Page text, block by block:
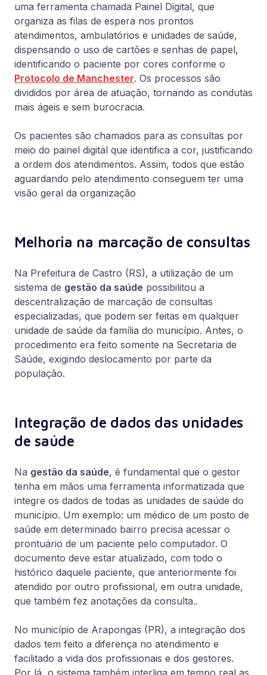
uma ferramenta chamada Painel Digital, que
organiza as filas de espera nos prontos
atendimentos, ambulatórios e unidades de saúde,
dispensando o uso de cartões e senhas de papel,
identificando o paciente por cores conforme o
Protocolo de Manchester. Os processos são
divididos por área de atuação, tornando as condutas
mais ágeis e sem burocracia.
Os pacientes são chamados para as consultas por
meio do painel digital que identifica a cor, justificando
a ordem dos atendimentos. Assim, todos que estão
aguardando pelo atendimento conseguem ter uma
visão geral da organização
Melhoria na marcação de consultas
Na Prefeitura de Castro (RS), a utilização de um
sistema de gestão da saúde possibilitou a
descentralização de marcação de consultas
especializadas, que podem ser feitas em qualquer
unidade de saúde da família do município. Antes, o
procedimento era feito somente na Secretaria de
Saúde, exigindo deslocamento por parte da
população.
Integração de dados das unidades
de saúde
Na gestão da saúde, é fundamental que o gestor
tenha em mãos uma ferramenta informatizada que
integre os dados de todas as unidades de saúde do
município. Um exemplo: um médico de um posto de
saúde em determinado bairro precisa acessar o
prontuário de um paciente pelo computador. O
documento deve estar atualizado, com todo o
histórico daquele paciente, que anteriormente foi
atendido por outro profissional, em outra unidade,
que também fez anotações da consulta..
No município de Arapongas (PR), a integração dos
dados tem feito a diferença no atendimento e
facilitado a vida dos profissionais e dos gestores.
Por lá, o sistema também interliga em tempo real as